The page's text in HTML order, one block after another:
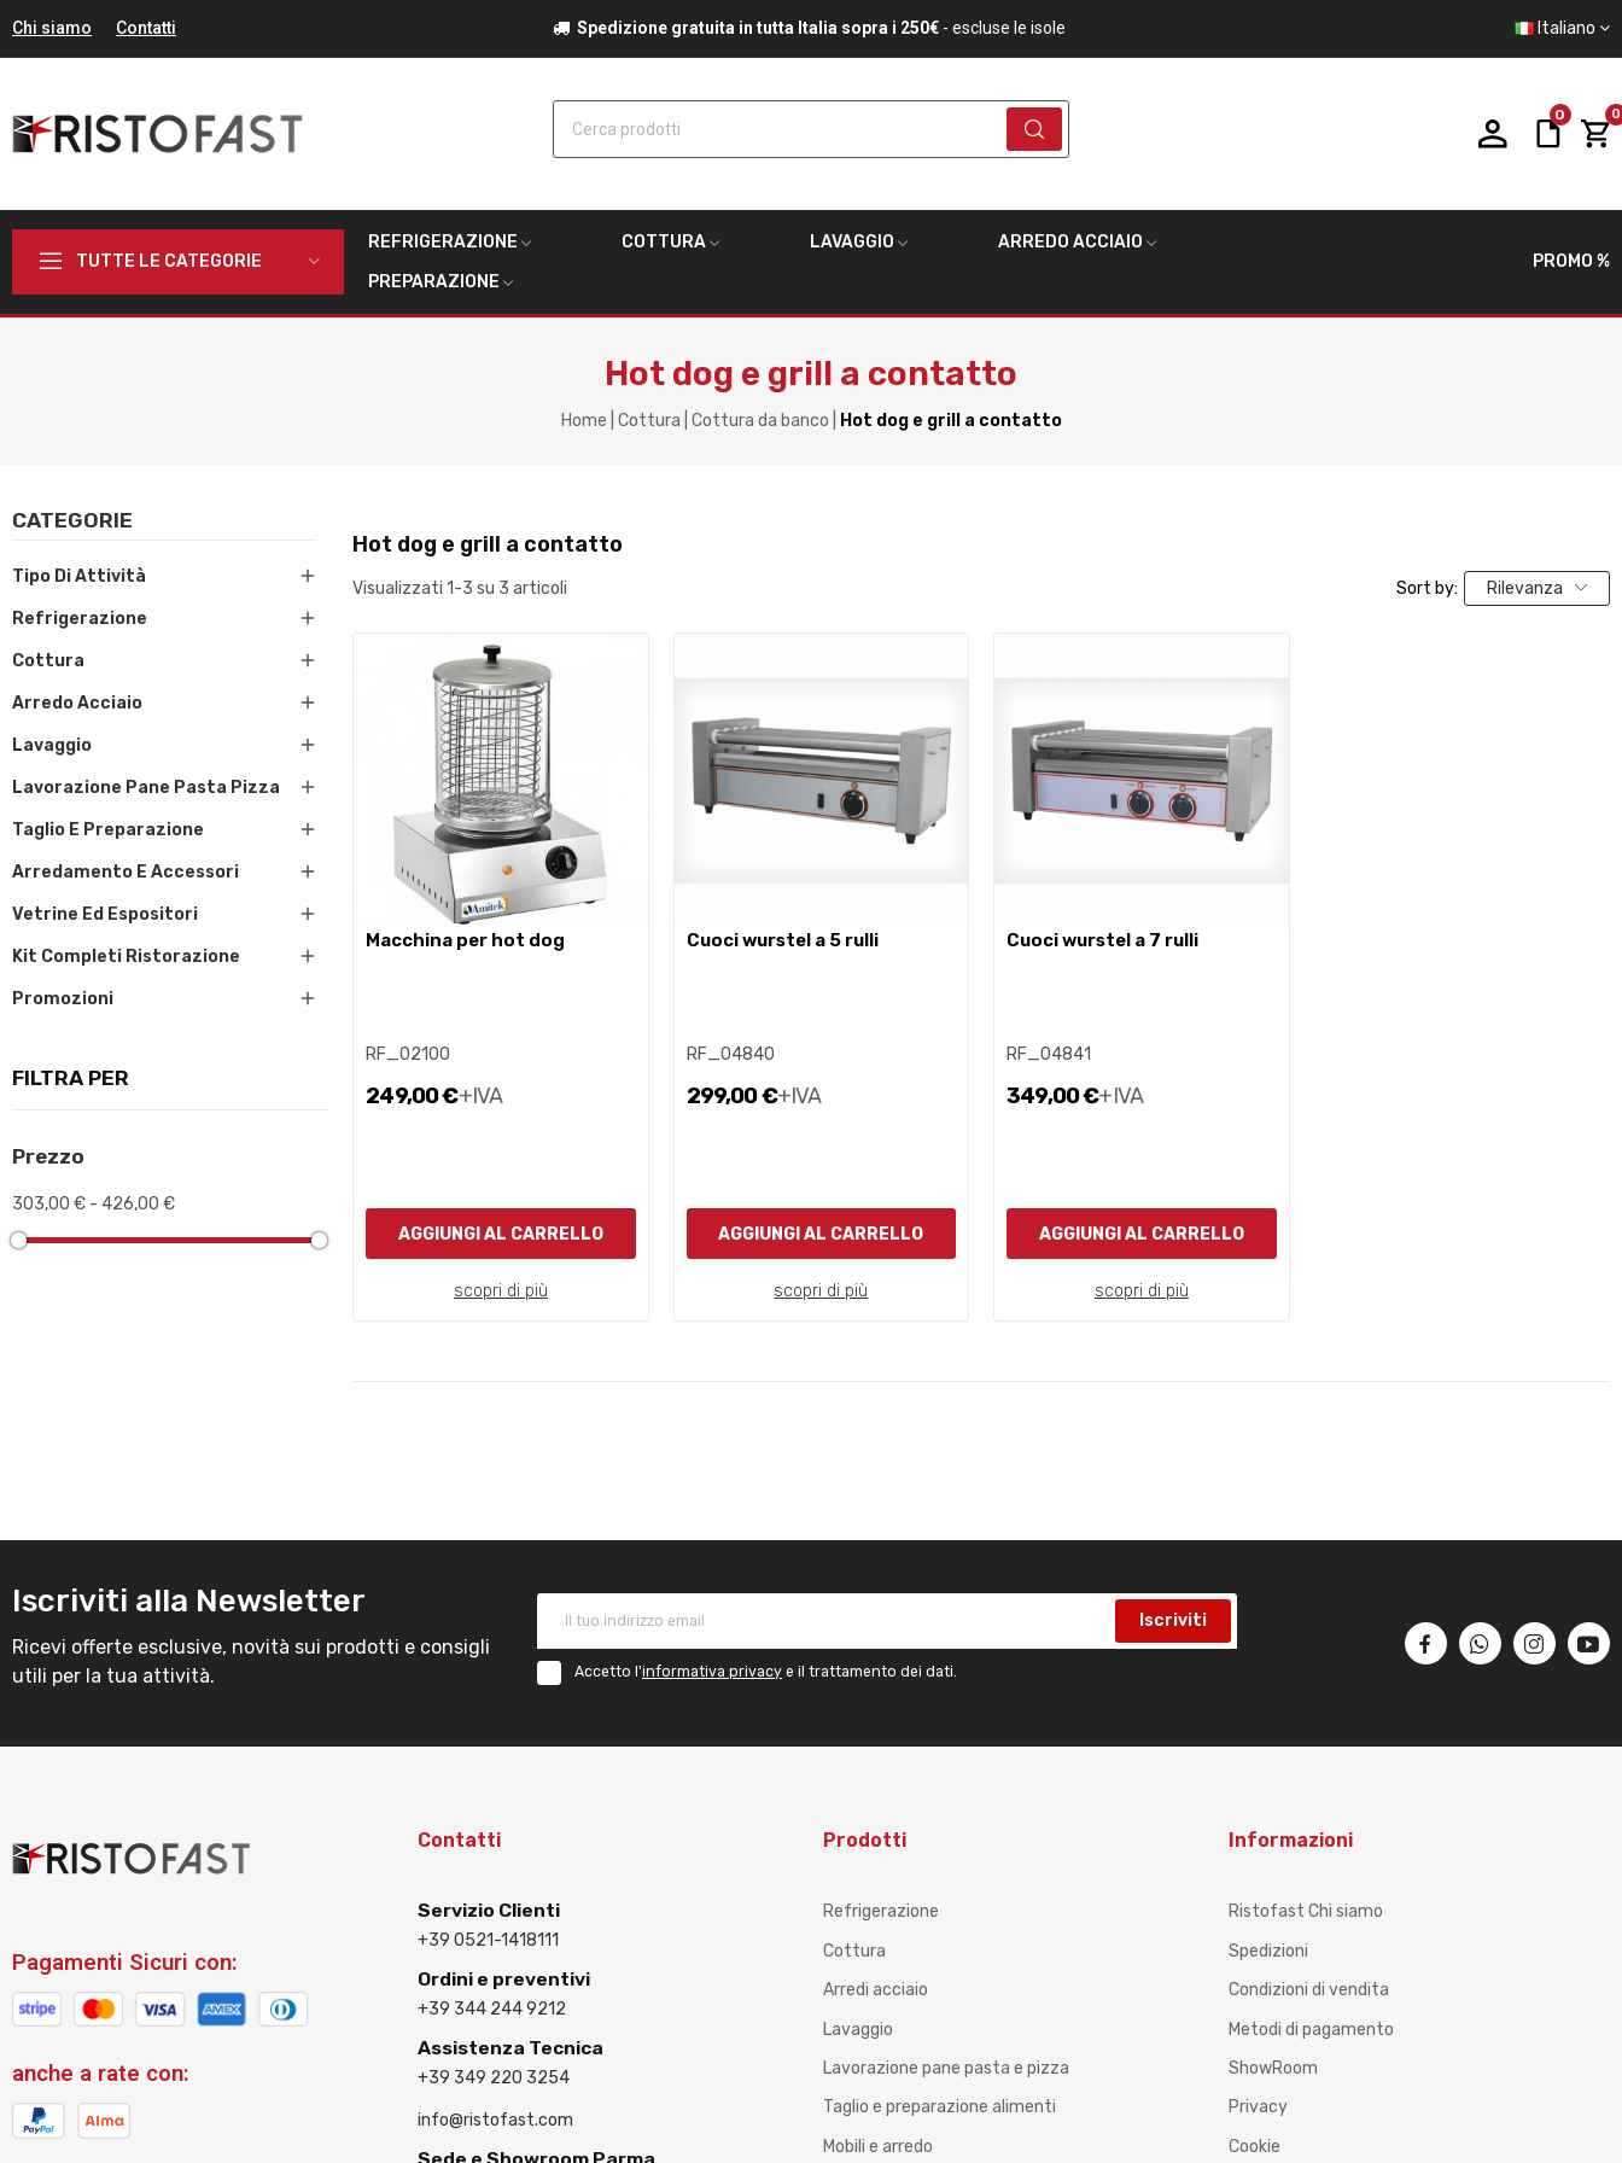
Chi siamo Contatti Spedizione gratuita in tutta Italia sopra i 250€- escluse le isole Italiano
Cerca prodotti
0 0
TUTTE LE CATEGORIE
REFRIGERAZIONE COTTURA LAVAGGIO
ARREDO ACCIAIO
PREPARAZIONE
PROMO %
Hot dog e grill a contatto
Home Cottura Cottura da banco Hot dog e grill a contatto
CATEGORIE
Tipo Di Attività 
Refrigerazione 
Cottura 
Arredo Acciaio 
Lavaggio 
Lavorazione Pane Pasta Pizza 
Taglio E Preparazione 
Arredamento E Accessori 
Vetrine Ed Espositori 
Kit Completi Ristorazione 
Promozioni 
FILTRA PER
Prezzo
303,00 € - 426,00 €
Hot dog e grill a contatto
Visualizzati 1-3 su 3 articoli Sort by: Rilevanza
macchina per hot dog
RF_02100
249,00 €+IVA
AGGIUNGI AL CARRELLO
scopri di più
cuoci wurstel a 5 rulli
RF_04840
299,00 €+IVA
AGGIUNGI AL CARRELLO
scopri di più
cuoci wurstel a 7 rulli
RF_04841
349,00 €+IVA
AGGIUNGI AL CARRELLO
scopri di più
Iscriviti alla Newsletter
Ricevi offerte esclusive, novità sui prodotti e consigli
utili per la tua attività.
Iscriviti
Accetto l'informativa privacy e il trattamento dei dati.
Pagamenti Sicuri con:
anche a rate con:
Contatti
Servizio Clienti
+39 0521-1418111
Ordini e preventivi
+39 344 244 9212
Assistenza Tecnica
+39 349 220 3254
info@ristofast.com
Prodotti
Refrigerazione
Cottura
Arredi acciaio
Lavaggio
Lavorazione pane pasta e pizza
Taglio e preparazione alimenti
Mobili e arredo
Informazioni
Ristofast Chi siamo
Spedizioni
Condizioni di vendita
Metodi di pagamento
ShowRoom
Privacy
Cookie